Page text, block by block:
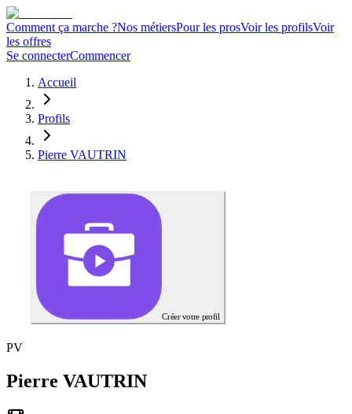
Comment ça marche ?Nos métiersPour les prosVoir les profilsVoir
les offres
Se connecterCommencer
Accueil
Profils
Pierre VAUTRIN
Créer votre profil
PV
Pierre VAUTRIN